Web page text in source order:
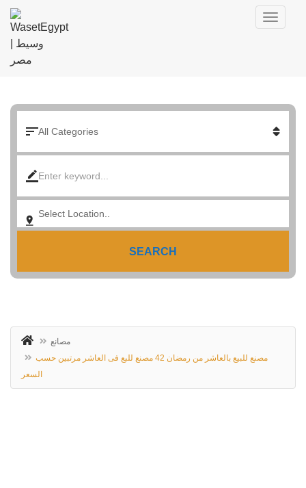
SEARCH
مصانع
مصنع للبيع بالعاشر من رمضان 42 مصنع للبع فى العاشر مرتبين حسب
السعر